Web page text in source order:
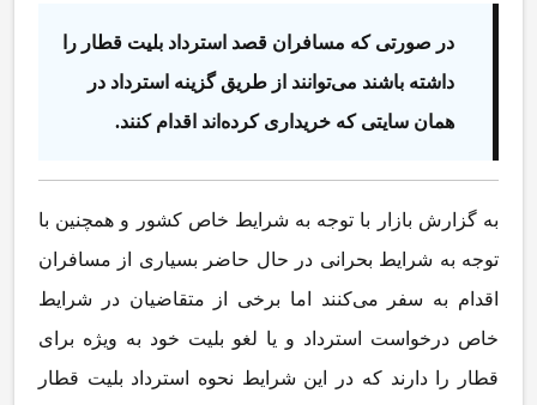
در صورتی که مسافران قصد استرداد بلیت قطار را
داشته باشند می‌توانند از طریق گزینه استرداد در
همان سایتی که خریداری کرده‌اند اقدام کنند.
به گزارش بازار با توجه به شرایط خاص کشور و همچنین با
توجه به شرایط بحرانی در حال حاضر بسیاری از مسافران
اقدام به سفر می‌کنند اما برخی از متقاضیان در شرایط
خاص درخواست استرداد و یا لغو بلیت خود به ویژه برای
قطار را دارند که در این شرایط نحوه استرداد بلیت قطار